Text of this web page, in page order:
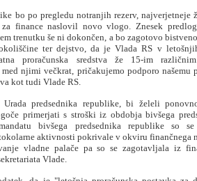
bo po pregledu notranjih rezerv, najverjetneje
finance naslovil novo vlogo. Znesek
trenutku še ni dokončen, a bo zagotovo
ter dejstvo, da je Vlada RS v
proračunska sredstva že 15-im
njimi večkrat, pričakujemo podporo našemu
kot tudi Vlade RS.
Urada predsednika republike, bi želeli
primerjati s stroški iz obdobja bivšega
bivšega predsednika republike so se
aktivnosti pokrivale v okviru finančnega
vladne palače pa so se zagotavljala iz
Vlade.